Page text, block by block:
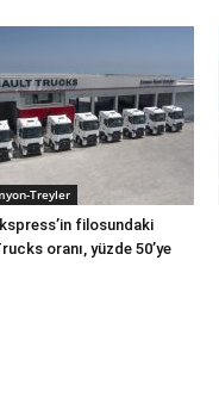
Treyler
filosundaki
oranı, yüzde 50’ye